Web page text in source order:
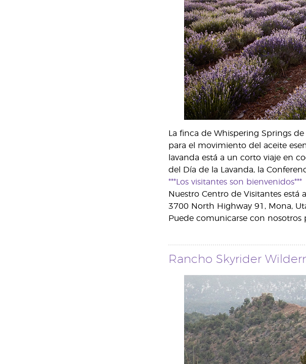
La finca de Whispering Springs
para el movimiento del aceite
lavanda está a un corto viaje en
del Día de la Lavanda, la
***Los visitantes son bienvenidos***
Nuestro Centro de Visitantes está
3700 North Highway 91, Mona,
Puede comunicarse con
Rancho Skyrider